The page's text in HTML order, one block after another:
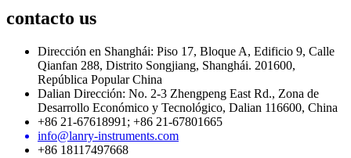
contacto us
Dirección en Shanghái: Piso 17, Bloque A, Edificio 9, Calle
Qianfan 288, Distrito Songjiang, Shanghái. 201600,
República Popular China
Dalian Dirección: No. 2-3 Zhengpeng East Rd., Zona de
Desarrollo Económico y Tecnológico, Dalian 116600, China
+86 21-67618991; +86 21-67801665
info@lanry-instruments.com
+86 18117497668